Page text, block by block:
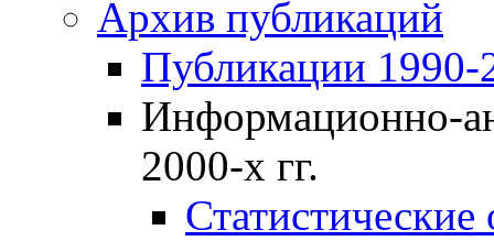
Архив публикаций
Публикации 1990-
Информационно-
2000-х гг.